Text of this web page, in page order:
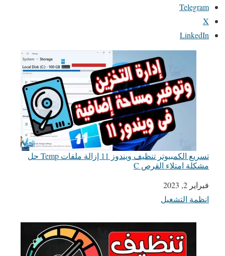
Telegram
X
LinkedIn
تسريع الكمبيوتر تنظيف ويندوز 11 إزالة ملفات Temp حل
مشكلة امتلاء القرص C
التاريخ
فبراير 2, 2023
في ما يتعلق بما يأتي
انظمة التشغيل